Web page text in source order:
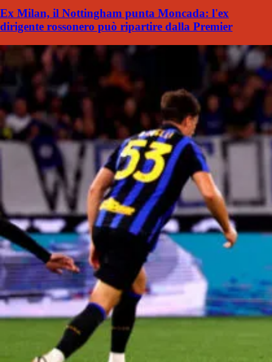
Ex Milan, il Nottingham punta Moncada: l'ex
dirigente rossonero può ripartire dalla Premier